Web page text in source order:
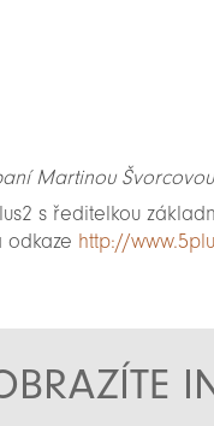
Martinou Švorcovou
s ředitelkou
odkaze http://